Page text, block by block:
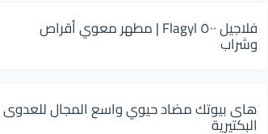
فلاجيل ٥٠٠ Flagyl | مطهر معوي أقراص
وشراب
هاى بيوتك مضاد حيوي واسع المجال للعدوى
البكتيرية